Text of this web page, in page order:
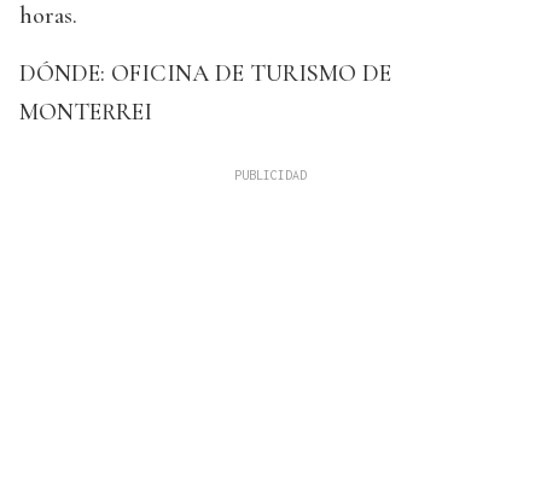
horas.
DÓNDE: OFICINA DE TURISMO DE
MONTERREI